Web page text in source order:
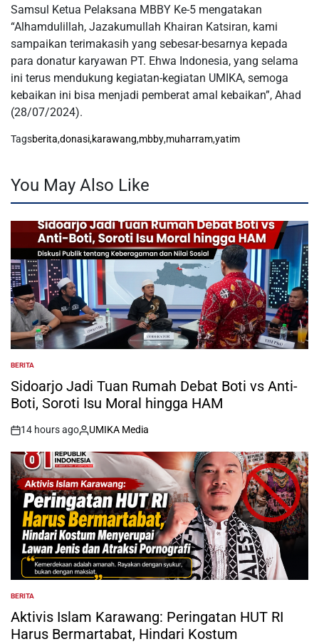
Samsul Ketua Pelaksana MBBY Ke-5 mengatakan
“Alhamdulillah, Jazakumullah Khairan Katsiran, kami
sampaikan terimakasih yang sebesar-besarnya kepada
para donatur karyawan PT. Ehwa Indonesia, yang selama
ini terus mendukung kegiatan-kegiatan UMIKA, semoga
kebaikan ini bisa menjadi pemberat amal kebaikan”, Ahad
(28/07/2024).
Tagsberita,donasi,karawang,mbby,muharram,yatim
You May Also Like
POSTED
IN
BERITA
Sidoarjo Jadi Tuan Rumah Debat Boti vs Anti-
Boti, Soroti Isu Moral hingga HAM
on
14 hours ago
Posted
by
UMIKA Media
POSTED
IN
BERITA
Aktivis Islam Karawang: Peringatan HUT RI
Harus Bermartabat, Hindari Kostum